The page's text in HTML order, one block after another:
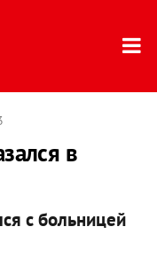
в
с больницей